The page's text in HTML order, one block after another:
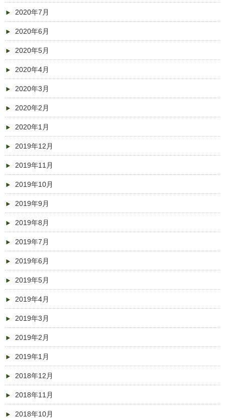
2020年7月
2020年6月
2020年5月
2020年4月
2020年3月
2020年2月
2020年1月
2019年12月
2019年11月
2019年10月
2019年9月
2019年8月
2019年7月
2019年6月
2019年5月
2019年4月
2019年3月
2019年2月
2019年1月
2018年12月
2018年11月
2018年10月